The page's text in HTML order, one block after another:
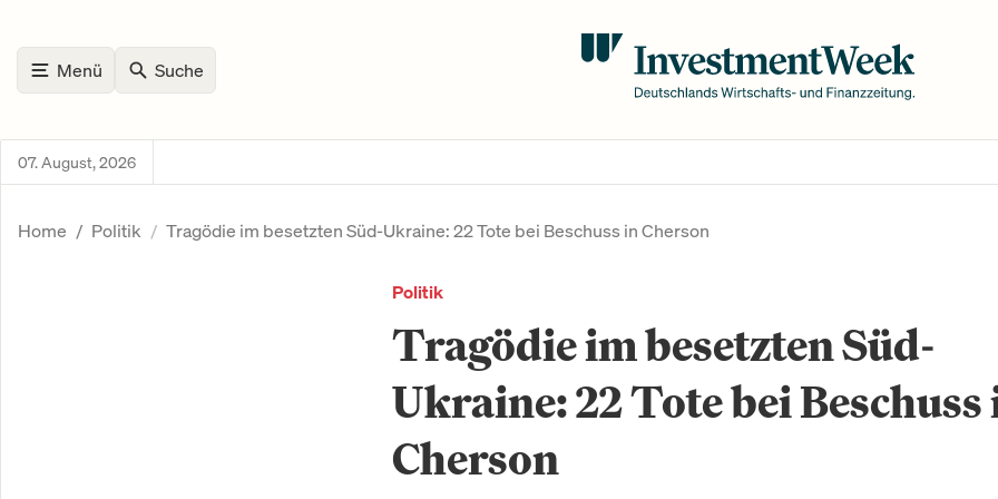
Menü Suche
07. August, 2026
Home Politik Tragödie im besetzten Süd-Ukraine: 22 Tote bei Beschuss in Cherson
Politik
Tragödie im besetzten Süd-
Ukraine: 22 Tote bei Beschuss
Cherson